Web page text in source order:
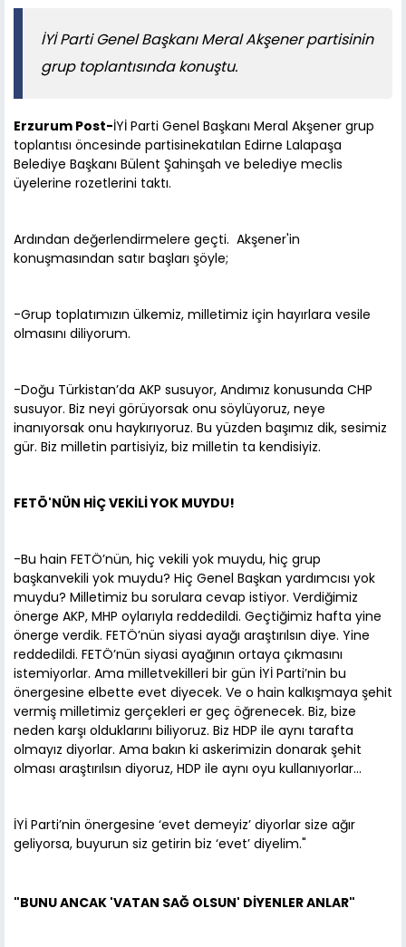
İYİ Parti Genel Başkanı Meral Akşener partisinin
grup toplantısında konuştu.
Erzurum Post-İYİ Parti Genel Başkanı Meral Akşener grup
toplantısı öncesinde partisinekatılan Edirne Lalapaşa
Belediye Başkanı Bülent Şahinşah ve belediye meclis
üyelerine rozetlerini taktı.
Ardından değerlendirmelere geçti. Akşener'in
konuşmasından satır başları şöyle;
-Grup toplatımızın ülkemiz, milletimiz için hayırlara vesile
olmasını diliyorum.
-Doğu Türkistan’da AKP susuyor, Andımız konusunda CHP
susuyor. Biz neyi görüyorsak onu söylüyoruz, neye
inanıyorsak onu haykırıyoruz. Bu yüzden başımız dik, sesimiz
gür. Biz milletin partisiyiz, biz milletin ta kendisiyiz.
FETÖ'NÜN HİÇ VEKİLİ YOK MUYDU!
-Bu hain FETÖ’nün, hiç vekili yok muydu, hiç grup
başkanvekili yok muydu? Hiç Genel Başkan yardımcısı yok
muydu? Milletimiz bu sorulara cevap istiyor. Verdiğimiz
önerge AKP, MHP oylarıyla reddedildi. Geçtiğimiz hafta yine
önerge verdik. FETÖ’nün siyasi ayağı araştırılsın diye. Yine
reddedildi. FETÖ’nün siyasi ayağının ortaya çıkmasını
istemiyorlar. Ama milletvekilleri bir gün İYİ Parti’nin bu
önergesine elbette evet diyecek. Ve o hain kalkışmaya şehit
vermiş milletimiz gerçekleri er geç öğrenecek. Biz, bize
neden karşı olduklarını biliyoruz. Biz HDP ile aynı tarafta
olmayız diyorlar. Ama bakın ki askerimizin donarak şehit
olması araştırılsın diyoruz, HDP ile aynı oyu kullanıyorlar...
İYİ Parti’nin önergesine ‘evet demeyiz’ diyorlar size ağır
geliyorsa, buyurun siz getirin biz ‘evet’ diyelim."
"BUNU ANCAK 'VATAN SAĞ OLSUN' DİYENLER ANLAR"